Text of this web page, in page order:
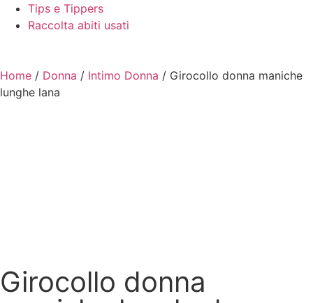
Tips e Tippers
Raccolta abiti usati
Home / Donna / Intimo Donna / Girocollo donna maniche
lunghe lana
Girocollo donna